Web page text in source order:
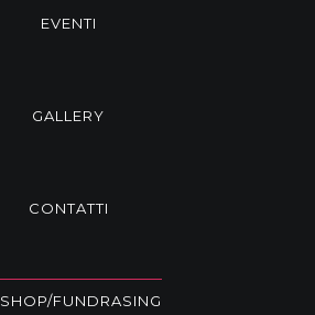
EVENTI
GALLERY
CONTATTI
SHOP/FUNDRASING